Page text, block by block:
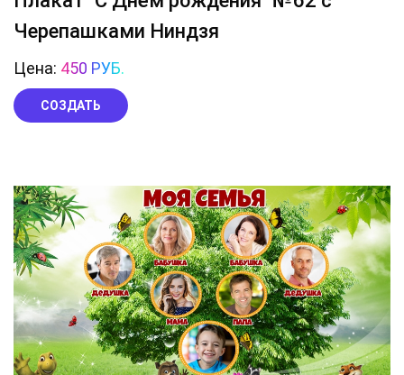
Черепашками Ниндзя
Цена: 450 РУБ.
СОЗДАТЬ